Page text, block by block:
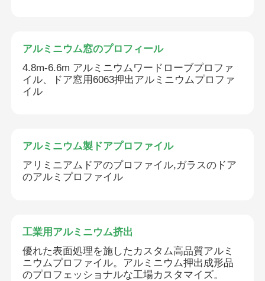
アルミニウム窓のプロフィール
4.8m-6.6m アルミニウムワードローブプロファ
イル、ドア窓用6063押出アルミニウムプロファ
イル
アルミニウム製ドアプロファイル
アリミニアムドアのプロファイル,ガラスのドア
のアルミプロファイル
工業用アルミニウム挤出
優れた表面処理を施したカスタム高品質アルミ
ニウムプロファイル。アルミニウム押出成形品
のプロフェッショナルな工場カスタマイズ。